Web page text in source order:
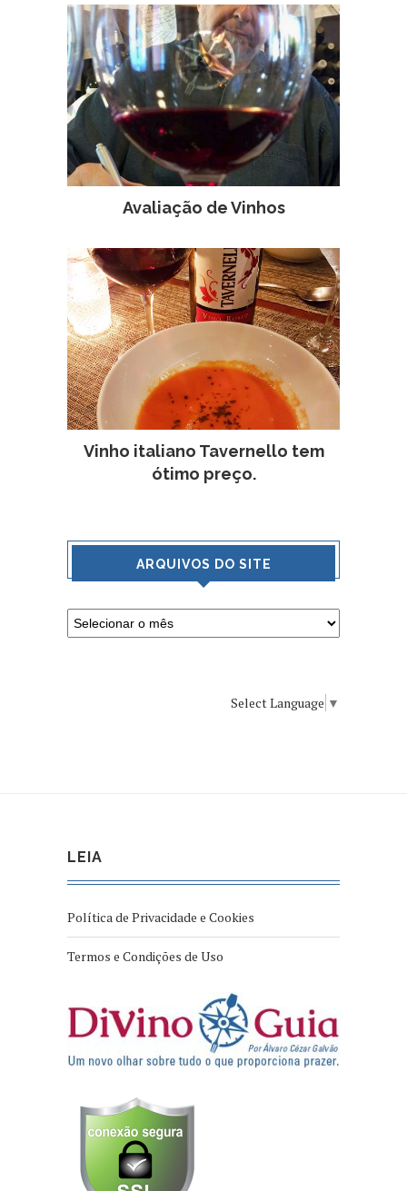
Avaliação de Vinhos
Vinho italiano Tavernello tem
ótimo preço.
ARQUIVOS DO SITE
Select Language ▼
LEIA
Política de Privacidade e Cookies
Termos e Condições de Uso